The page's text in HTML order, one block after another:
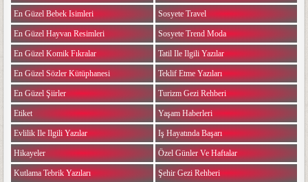
En Güzel Bebek Isimleri
En Güzel Hayvan Resimleri
En Güzel Komik Fıkralar
En Güzel Sözler Kütüphanesi
En Güzel Şiirler
Etiket
Evlilik Ile Ilgili Yazılar
Hikayeler
Kutlama Tebrik Yazıları
Sosyete Travel
Sosyete Trend Moda
Tatil Ile Ilgili Yazılar
Teklif Etme Yazıları
Turizm Gezi Rehberi
Yaşam Haberleri
Iş Hayatında Başarı
Özel Günler Ve Haftalar
Şehir Gezi Rehberi